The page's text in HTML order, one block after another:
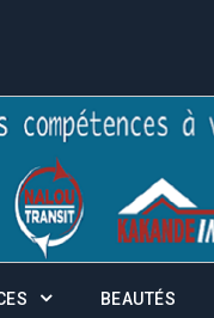
BEAUTÉS